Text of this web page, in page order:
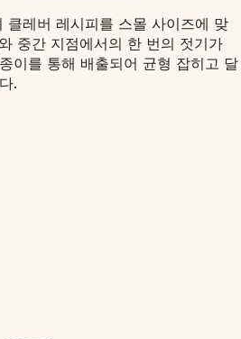
레버 레시피를 스몰 사이즈에 맞
중간 지점에서의 한 번의 젓기가
이를 통해 배출되어 균형 잡히고 달
.